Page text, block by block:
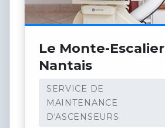
Le Monte-Escalier
Nantais
SERVICE DE
MAINTENANCE
D'ASCENSEURS